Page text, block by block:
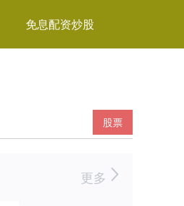
免息配资炒股
股票
更多